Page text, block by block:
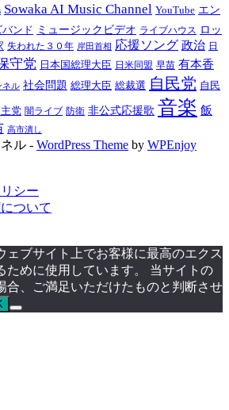
Sowaka AI Music Channel YouTube エン
バンド ミュージックビデオ ライブハウス ロッ
失われた３０年 岸田首相 応援ソング 政治 日
守党 日本国総理大臣 日米同盟 早苗 有本香
ネル 社会問題 総理大臣 総裁選 自民党 自民
党 闇ライブ 防衛 非公式応援歌 音楽 飯
高市潰し
ル - WordPress Theme by WPEnjoy
シー
ついて
ェブサイト上でお客様に最高のエクス
ために使用しています。 当サイトの
合、ご満足いただけたものと判断させ